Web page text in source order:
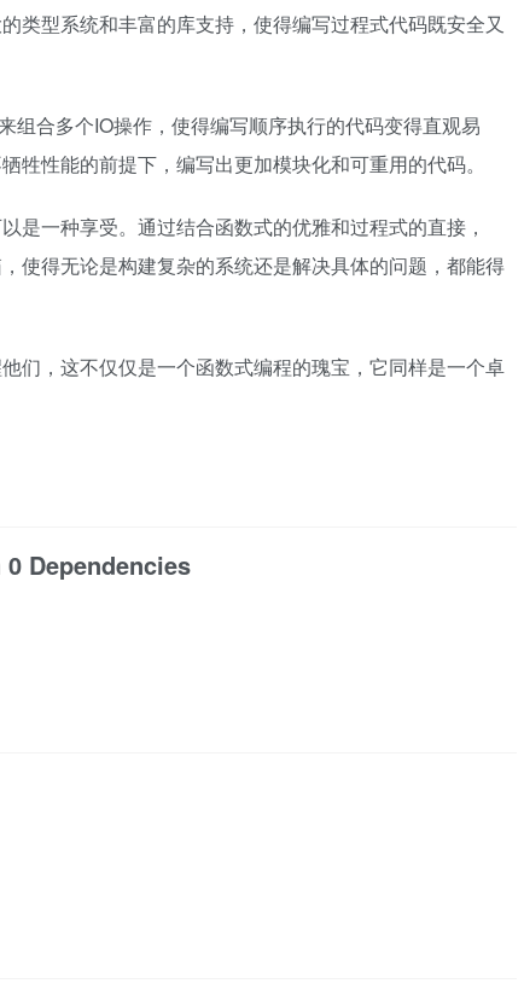
类型系统和丰富的库支持，使得编写过程式代码既安全又
组合多个IO操作，使得编写顺序执行的代码变得直观易
性能的前提下，编写出更加模块化和可重用的代码。
是一种享受。通过结合函数式的优雅和过程式的直接，
使得无论是构建复杂的系统还是解决具体的问题，都能得
们，这不仅仅是一个函数式编程的瑰宝，它同样是一个卓
Dependencies